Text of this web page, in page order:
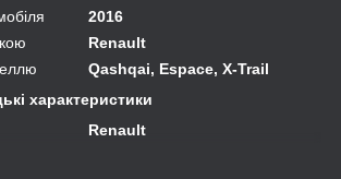
2016
Renault
Qashqai, Espace, X-Trail
характеристики
Renault